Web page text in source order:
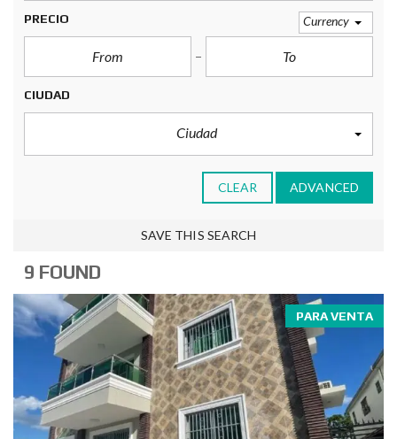
PRECIO Currency
CIUDAD
Ciudad
CLEAR ADVANCED
SAVE THIS SEARCH
9 FOUND
PARA VENTA